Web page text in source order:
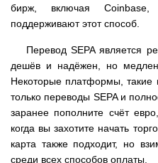
бирж, включая
поддерживают этот способ.
Перевод SEPA является
дешёв и надёжен, но
Некоторые платформы, такие
только переводы SEPA и
заранее пополните счёт
когда вы захотите начать
карта также подходит, но
среди всех способов оплаты.